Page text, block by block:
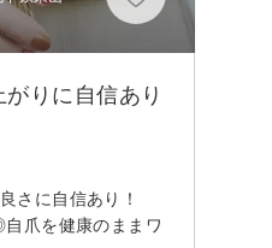
りに自信あり
さに自信あり！
爪を健康のままワ